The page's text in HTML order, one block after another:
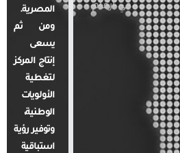
في أرقام
المصرية.
ومن ثم
يسعى
إنتاج المركز
لتغطية
الأولويات
الوطنية،
وتوفير رؤية
استباقية